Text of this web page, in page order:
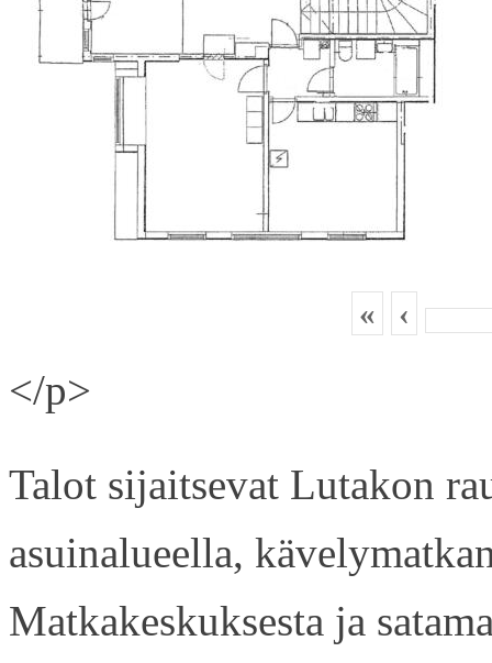
« ‹
</p>
Talot sijaitsevat Lutakon
asuinalueella,
Matkakeskuksesta ja